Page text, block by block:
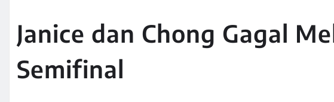
Janice dan Chong Gagal
Semifinal